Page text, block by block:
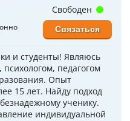
и студенты! Являюсь
педагогом
Опыт
15 лет. Найду подход
ученику.
индивидуальной
Свободен
Связаться